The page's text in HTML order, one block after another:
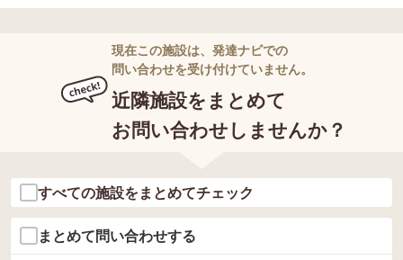
現在この施設は、発達ナビでの
問い合わせを受け付けていません。
近隣施設をまとめて
お問い合わせしませんか？
すべての施設をまとめてチェック
まとめて問い合わせする